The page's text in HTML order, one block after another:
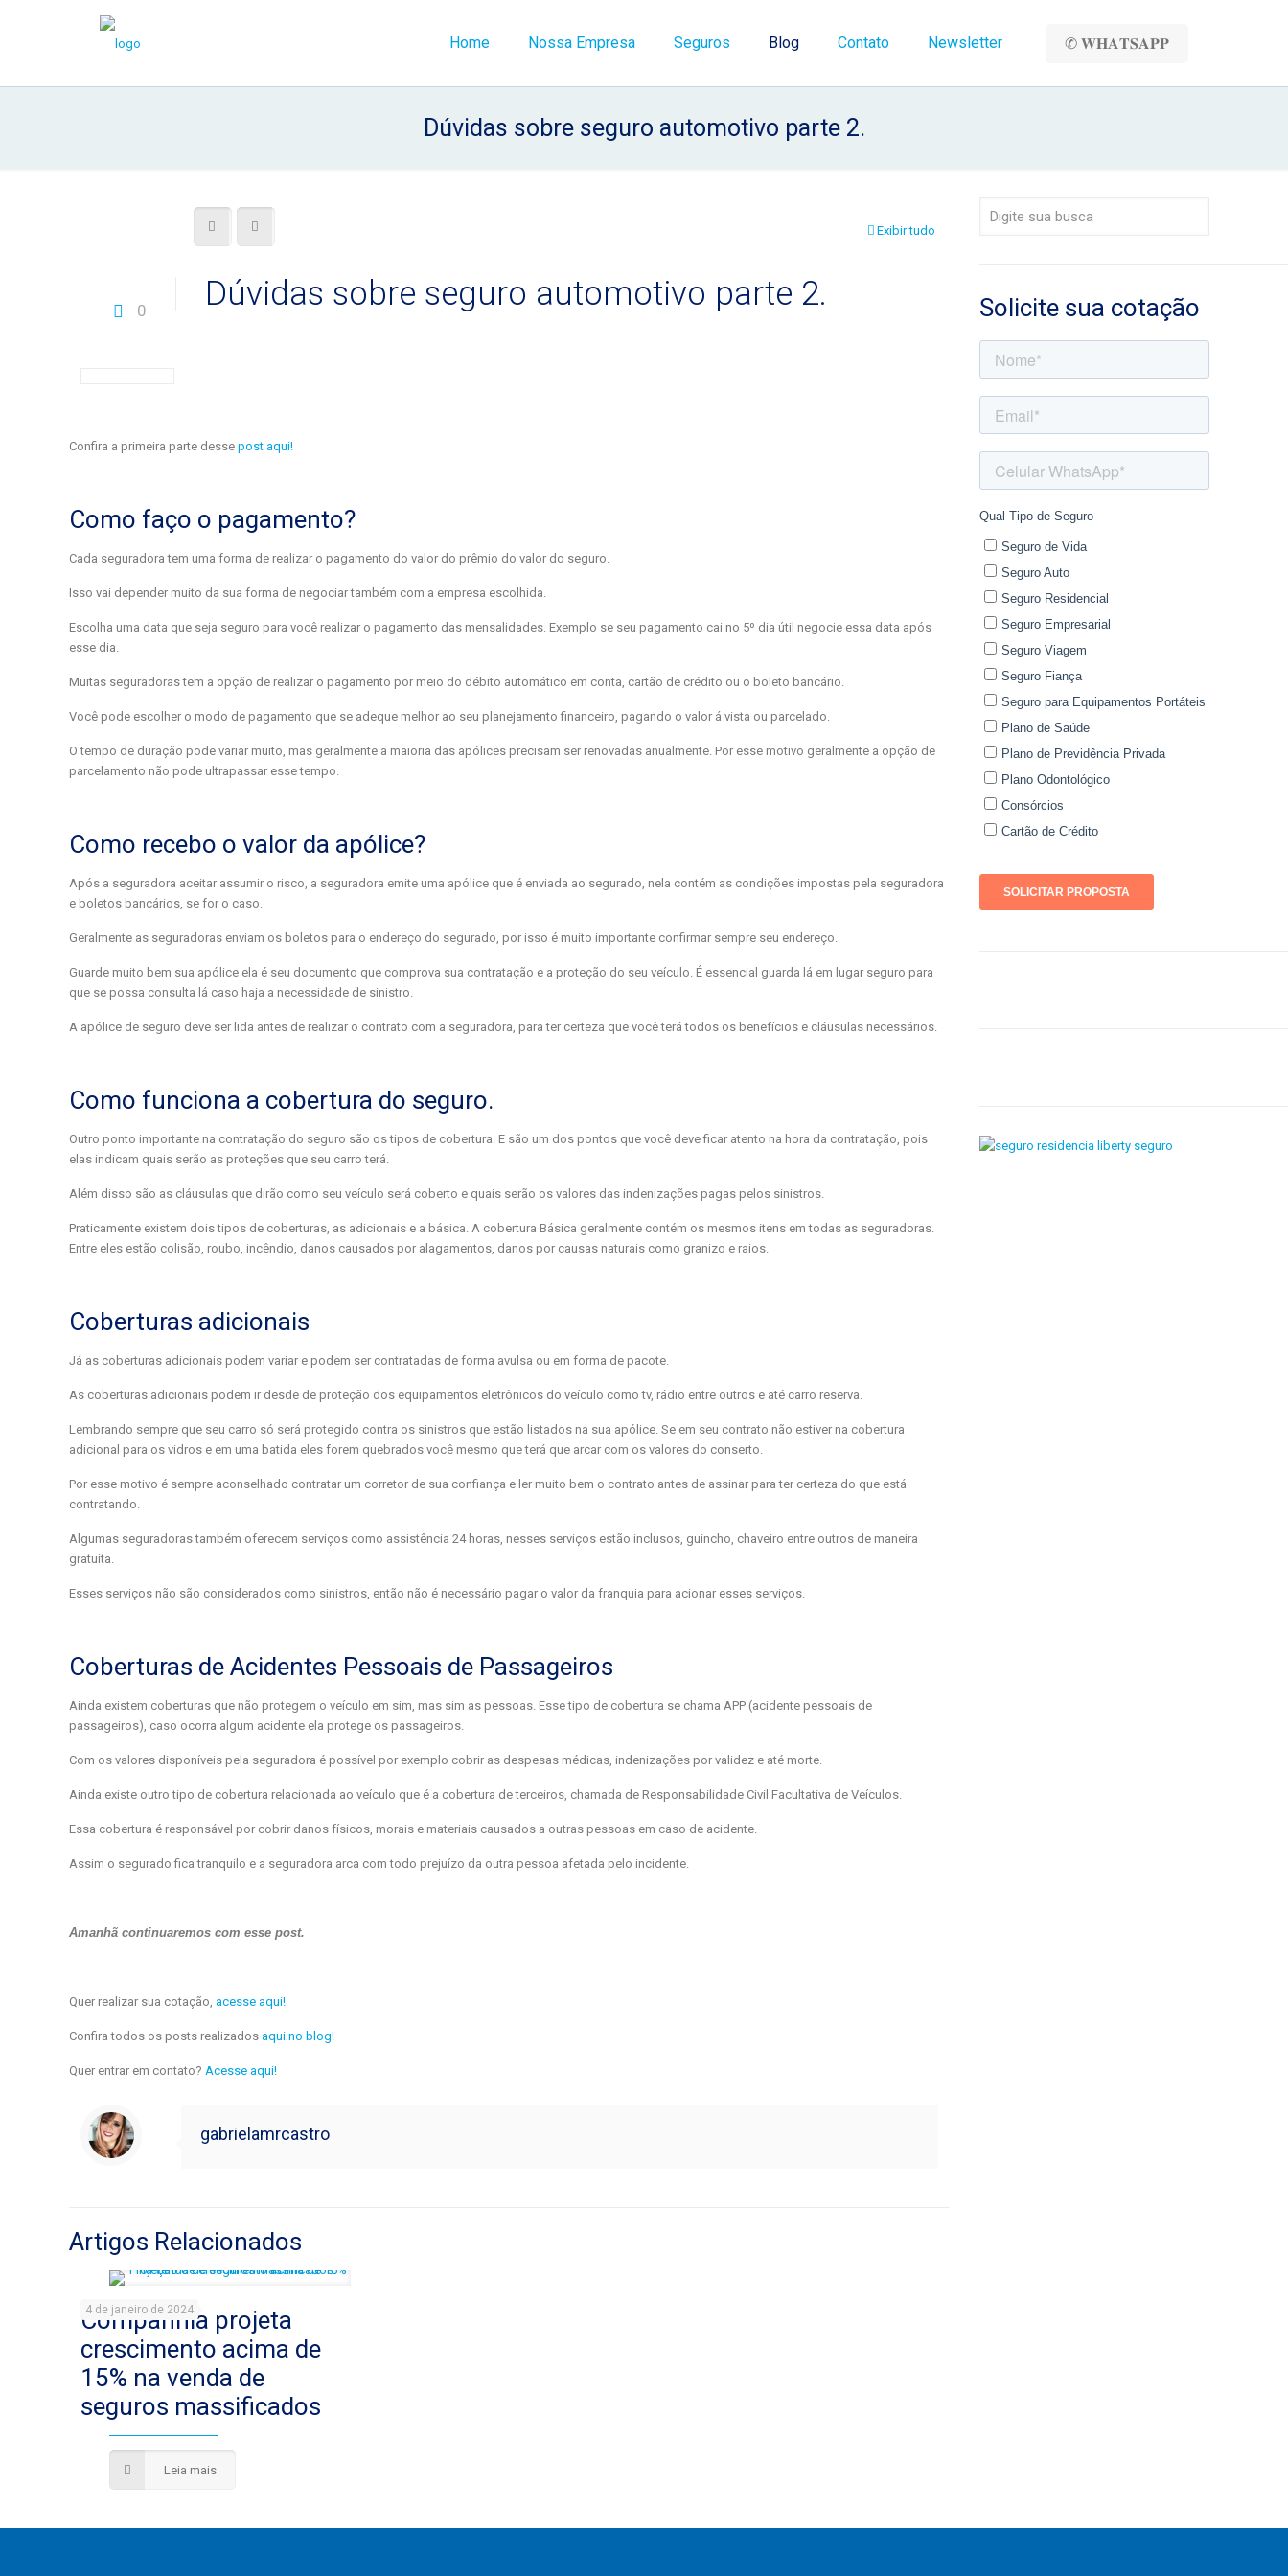
Home Nossa Empresa Seguros Blog Contato Newsletter ✆ 𝐖𝐇𝐀𝐓𝐒𝐀𝐏𝐏
Dúvidas sobre seguro automotivo parte 2.
Exibir tudo
0 Dúvidas sobre seguro automotivo parte 2.
Confira a primeira parte desse post aqui!
Como faço o pagamento?
Cada seguradora tem uma forma de realizar o pagamento do valor do prêmio do valor do seguro.
Isso vai depender muito da sua forma de negociar também com a empresa escolhida.
Escolha uma data que seja seguro para você realizar o pagamento das mensalidades. Exemplo se seu pagamento cai no 5º dia útil negocie essa data após
esse dia.
Muitas seguradoras tem a opção de realizar o pagamento por meio do débito automático em conta, cartão de crédito ou o boleto bancário.
Você pode escolher o modo de pagamento que se adeque melhor ao seu planejamento financeiro, pagando o valor á vista ou parcelado.
O tempo de duração pode variar muito, mas geralmente a maioria das apólices precisam ser renovadas anualmente. Por esse motivo geralmente a opção de
parcelamento não pode ultrapassar esse tempo.
Como recebo o valor da apólice?
Após a seguradora aceitar assumir o risco, a seguradora emite uma apólice que é enviada ao segurado, nela contém as condições impostas pela seguradora
e boletos bancários, se for o caso.
Geralmente as seguradoras enviam os boletos para o endereço do segurado, por isso é muito importante confirmar sempre seu endereço.
Guarde muito bem sua apólice ela é seu documento que comprova sua contratação e a proteção do seu veículo. É essencial guarda lá em lugar seguro para
que se possa consulta lá caso haja a necessidade de sinistro.
A apólice de seguro deve ser lida antes de realizar o contrato com a seguradora, para ter certeza que você terá todos os benefícios e cláusulas necessários.
Como funciona a cobertura do seguro.
Outro ponto importante na contratação do seguro são os tipos de cobertura. E são um dos pontos que você deve ficar atento na hora da contratação, pois
elas indicam quais serão as proteções que seu carro terá.
Além disso são as cláusulas que dirão como seu veículo será coberto e quais serão os valores das indenizações pagas pelos sinistros.
Praticamente existem dois tipos de coberturas, as adicionais e a básica. A cobertura Básica geralmente contém os mesmos itens em todas as seguradoras.
Entre eles estão colisão, roubo, incêndio, danos causados por alagamentos, danos por causas naturais como granizo e raios.
Coberturas adicionais
Já as coberturas adicionais podem variar e podem ser contratadas de forma avulsa ou em forma de pacote.
As coberturas adicionais podem ir desde de proteção dos equipamentos eletrônicos do veículo como tv, rádio entre outros e até carro reserva.
Lembrando sempre que seu carro só será protegido contra os sinistros que estão listados na sua apólice. Se em seu contrato não estiver na cobertura
adicional para os vidros e em uma batida eles forem quebrados você mesmo que terá que arcar com os valores do conserto.
Por esse motivo é sempre aconselhado contratar um corretor de sua confiança e ler muito bem o contrato antes de assinar para ter certeza do que está
contratando.
Algumas seguradoras também oferecem serviços como assistência 24 horas, nesses serviços estão inclusos, guincho, chaveiro entre outros de maneira
gratuita.
Esses serviços não são considerados como sinistros, então não é necessário pagar o valor da franquia para acionar esses serviços.
Coberturas de Acidentes Pessoais de Passageiros
Ainda existem coberturas que não protegem o veículo em sim, mas sim as pessoas. Esse tipo de cobertura se chama APP (acidente pessoais de
passageiros), caso ocorra algum acidente ela protege os passageiros.
Com os valores disponíveis pela seguradora é possível por exemplo cobrir as despesas médicas, indenizações por validez e até morte.
Ainda existe outro tipo de cobertura relacionada ao veículo que é a cobertura de terceiros, chamada de Responsabilidade Civil Facultativa de Veículos.
Essa cobertura é responsável por cobrir danos físicos, morais e materiais causados a outras pessoas em caso de acidente.
Assim o segurado fica tranquilo e a seguradora arca com todo prejuízo da outra pessoa afetada pelo incidente.
Amanhã continuaremos com esse post.
Quer realizar sua cotação, acesse aqui!
Confira todos os posts realizados aqui no blog!
Quer entrar em contato? Acesse aqui!
gabrielamrcastro
Artigos Relacionados
4 de janeiro de 2024
Companhia projeta
crescimento acima de
15% na venda de
seguros massificados
Leia mais
Solicite sua cotação